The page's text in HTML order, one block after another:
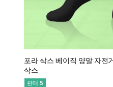
포라 삭스 베이직 양말 자전
삭스
판매 5